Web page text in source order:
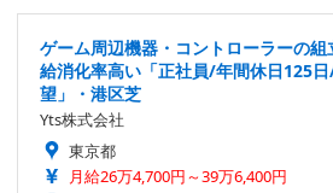
ゲーム周辺機器・コントローラーの
給消化率高い「正社員/年間休日125
望」・港区芝
Yts株式会社
東京都
月給26万4,700円～39万6,400円